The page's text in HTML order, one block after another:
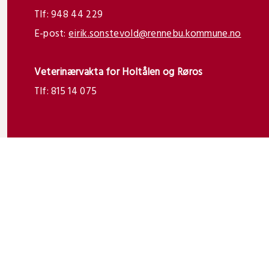
Tlf: 948 44 229
E-post:eirik.sonstevold@rennebu.kommune.no
Veterinærvakta for Holtålen og Røros
Tlf:815 14 075